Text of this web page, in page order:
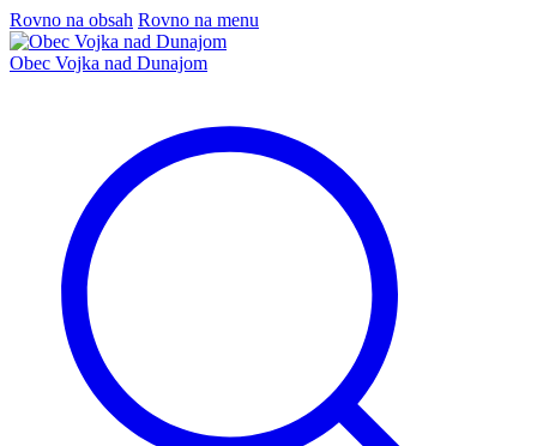
Rovno na obsah Rovno na menu
Obec Vojka nad Dunajom